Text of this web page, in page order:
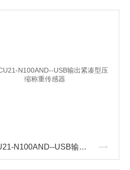
LCCU21-N100AND--USB输出紧凑型压缩称重传感器